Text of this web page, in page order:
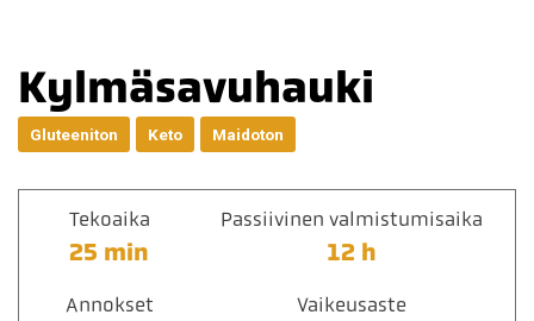
Kylmäsavuhauki
Gluteeniton Keto Maidoton
Tekoaika
25 min
Passiivinen valmistumisaika
12 h
Annokset Vaikeusaste